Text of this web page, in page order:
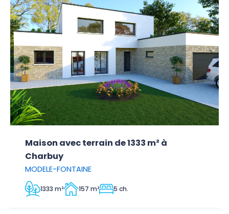
Maison avec terrain de 1333 m² à
Charbuy
MODELE-FONTAINE
1333 m² 157 m² 5 ch.